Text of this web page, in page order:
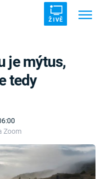
ŽIVĚ
Zoom
je mýtus,
tedy